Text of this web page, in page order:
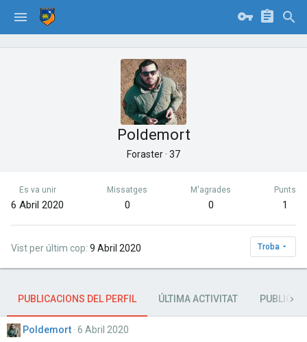
Poldemort
Foraster· 37
Es va unir
6 Abril 2020
Missatges
0
M'agrades
0
Punts
1
Vist per últim cop 9 Abril 2020 Troba
PUBLICACIONS DEL PERFIL ÚLTIMA ACTIVITAT
Poldemort 6 Abril 2020